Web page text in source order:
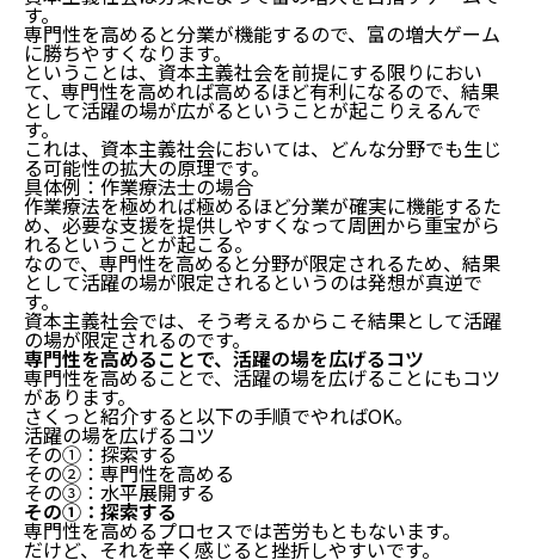
す。
専門性を高めると分業が機能するので、富の増大ゲーム
に勝ちやすくなります。
ということは、資本主義社会を前提にする限りにおい
て、専門性を高めれば高めるほど有利になるので、結果
として活躍の場が広がるということが起こりえるんで
す。
これは、資本主義社会においては、どんな分野でも生じ
る可能性の拡大の原理です。
具体例：作業療法士の場合
作業療法を極めれば極めるほど分業が確実に機能するた
め、必要な支援を提供しやすくなって周囲から重宝がら
れるということが起こる。
なので、専門性を高めると分野が限定されるため、結果
として活躍の場が限定されるというのは発想が真逆で
す。
資本主義社会では、そう考えるからこそ結果として活躍
の場が限定されるのです。
専門性を高めることで、活躍の場を広げるコツ
専門性を高めることで、活躍の場を広げることにもコツ
があります。
さくっと紹介すると以下の手順でやればOK。
活躍の場を広げるコツ
その①：探索する
その②：専門性を高める
その③：水平展開する
その①：探索する
専門性を高めるプロセスでは苦労もともないます。
だけど、それを辛く感じると挫折しやすいです。